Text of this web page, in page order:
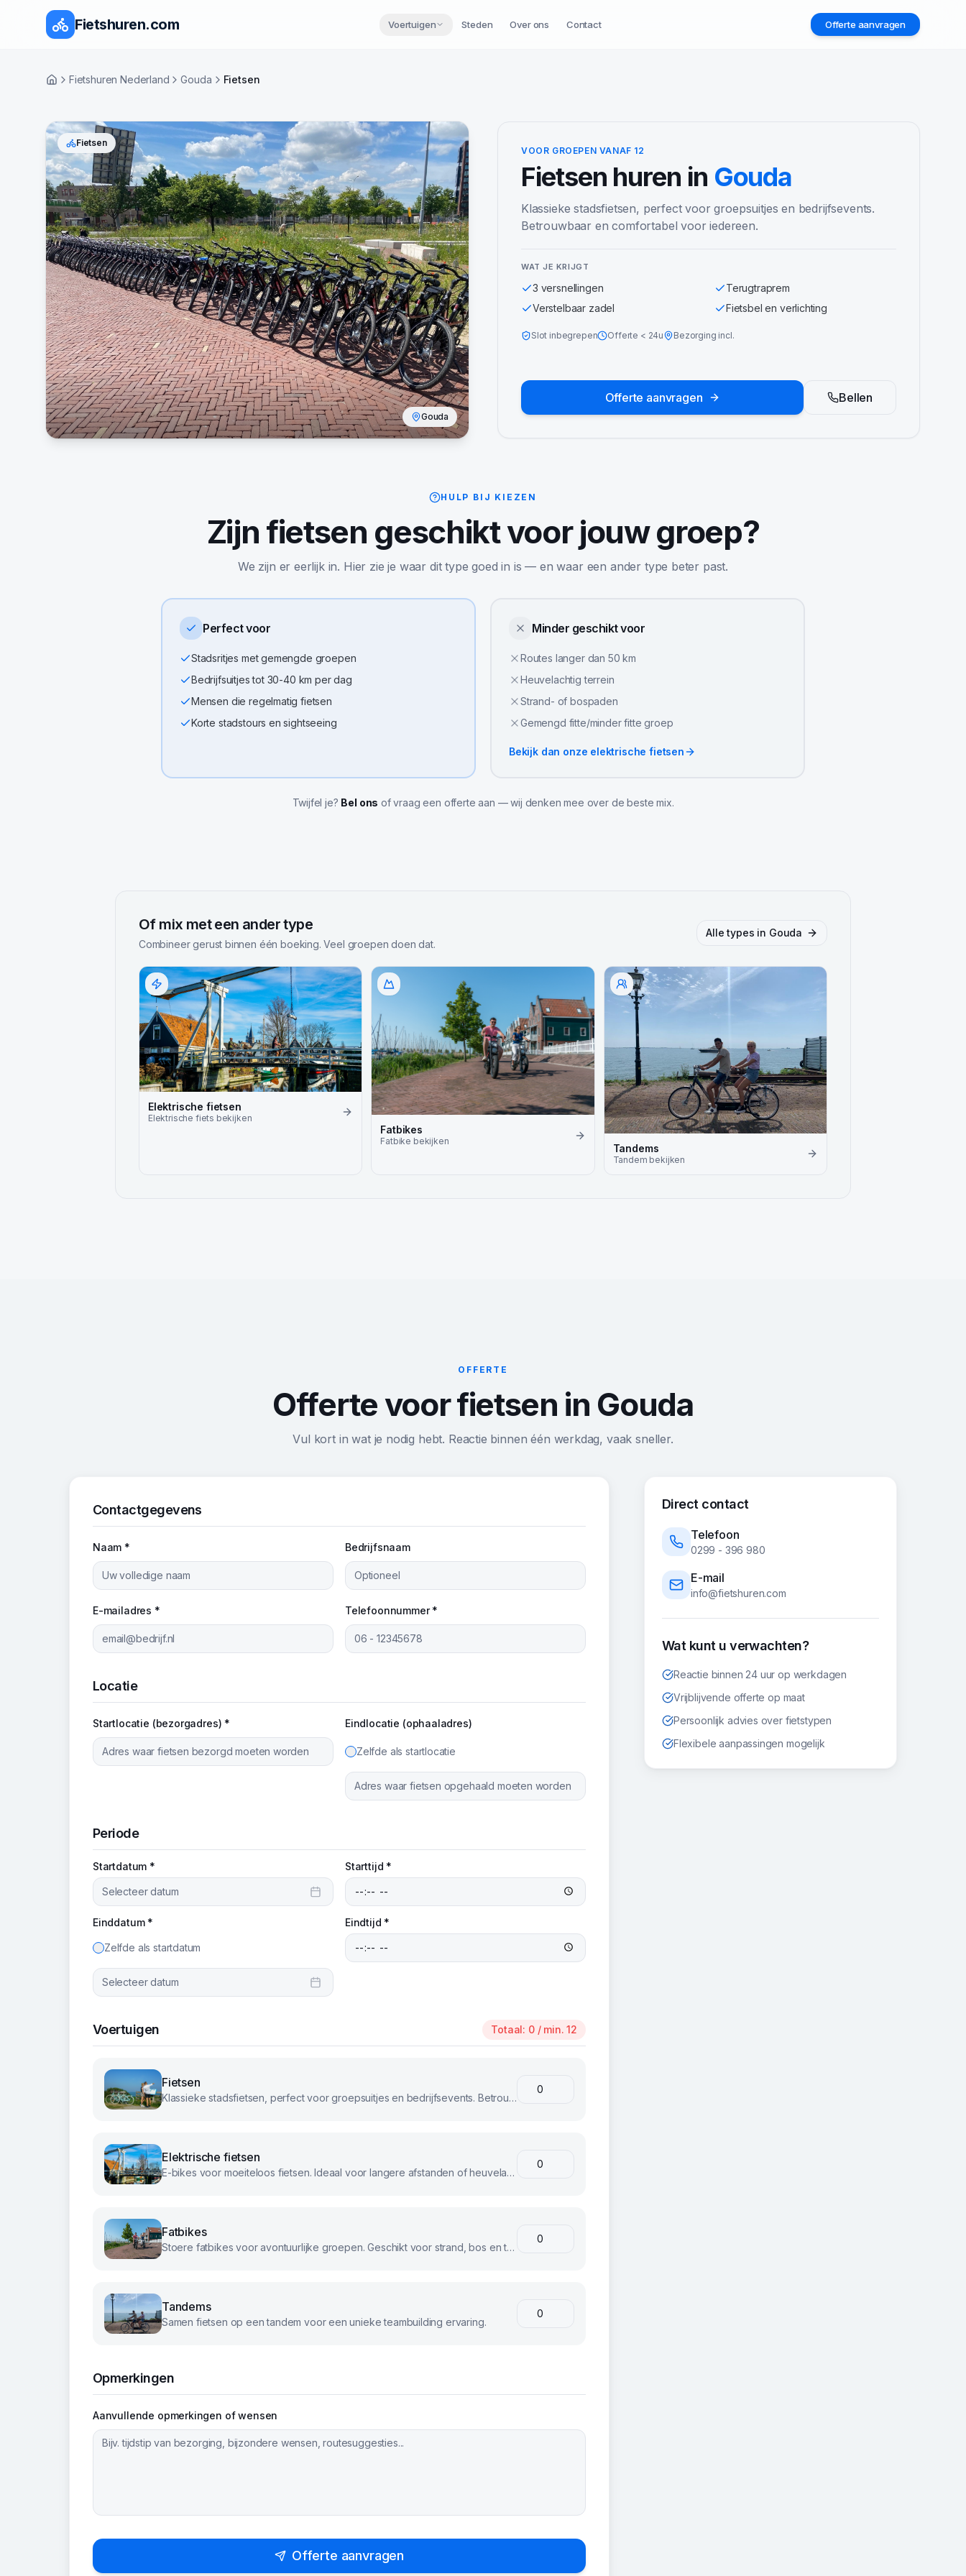
Fietshuren.com Voertuigen Steden Over ons Contact Offerte aanvragen
HomeFietshuren Nederland Gouda Fietsen
Fietsen
Gouda
VOOR GROEPEN VANAF 12
Fietsen huren in Gouda
Klassieke stadsfietsen, perfect voor groepsuitjes en bedrijfsevents.
Betrouwbaar en comfortabel voor iedereen.
WAT JE KRIJGT
3 versnellingen
Terugtraprem
Verstelbaar zadel
Fietsbel en verlichting
Slot inbegrepen Offerte < 24u Bezorging incl.
Offerte aanvragen Bellen
HULP BIJ KIEZEN
Zijn fietsen geschikt voor jouw groep?
We zijn er eerlijk in. Hier zie je waar dit type goed in is — en waar een ander type beter past.
Perfect voor
Stadsritjes met gemengde groepen
Bedrijfsuitjes tot 30-40 km per dag
Mensen die regelmatig fietsen
Korte stadstours en sightseeing
Minder geschikt voor
Routes langer dan 50 km
Heuvelachtig terrein
Strand- of bospaden
Gemengd fitte/minder fitte groep
Bekijk dan onze elektrische fietsen
Twijfel je? Bel ons of vraag een offerte aan — wij denken mee over de beste mix.
Of mix met een ander type
Combineer gerust binnen één boeking. Veel groepen doen dat.
Alle types in Gouda
Elektrische fietsen
Elektrische fiets bekijken
Fatbikes
Fatbike bekijken
Tandems
Tandem bekijken
OFFERTE
Offerte voor fietsen in Gouda
Vul kort in wat je nodig hebt. Reactie binnen één werkdag, vaak sneller.
Contactgegevens
Naam * Bedrijfsnaam
E-mailadres * Telefoonnummer *
Locatie
Startlocatie (bezorgadres) * Eindlocatie (ophaaladres)
Zelfde als startlocatie
Periode
Startdatum *
Selecteer datum
Starttijd *
Einddatum *
Zelfde als startdatum
Selecteer datum
Eindtijd *
Voertuigen Totaal: 0/ min. 12
Fietsen
Klassieke stadsfietsen, perfect voor groepsuitjes en bedrijfsevents. Betrouwbaar en comfortabel voor iedereen.
Elektrische fietsen
E-bikes voor moeiteloos fietsen. Ideaal voor langere afstanden of heuvelachtig terrein.
Fatbikes
Stoere fatbikes voor avontuurlijke groepen. Geschikt voor strand, bos en terrein.
Tandems
Samen fietsen op een tandem voor een unieke teambuilding ervaring.
Opmerkingen
Aanvullende opmerkingen of wensen
Offerte aanvragen
Direct contact
Telefoon
0299 - 396 980
E-mail
info@fietshuren.com
Wat kunt u verwachten?
Reactie binnen 24 uur op werkdagen
Vrijblijvende offerte op maat
Persoonlijk advies over fietstypen
Flexibele aanpassingen mogelijk